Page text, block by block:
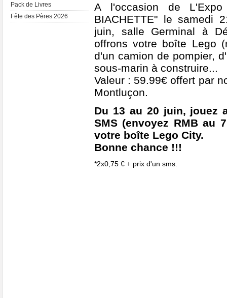
A l'occasion de
BIACHETTE" le samedi
juin, salle Germinal à
offrons votre boîte Lego
d'un camion de pompier,
sous-marin à construire...
Valeur : 59.99€ offert par
Montluçon.
Du 13 au 20 juin, jouez
SMS (envoyez RMB au
votre boîte Lego City.
Bonne chance !!!
*2x0,75 € + prix d'un sms.
Pack de Livres
Fête des Pères 2026